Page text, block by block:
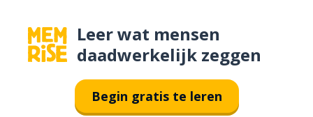
Leer wat mensen
daadwerkelijk zeggen
Begin gratis te leren